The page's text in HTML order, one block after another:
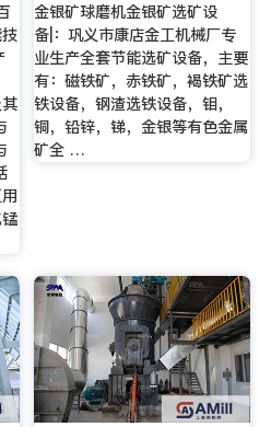
金银矿球磨机金银矿选矿设
备|：巩义市康店金工机械厂专
业生产全套节能选矿设备，主要
有：磁铁矿，赤铁矿，褐铁矿选
铁设备，钢渣选铁设备，钼，
铜，铅锌，锑，金银等有色金属
矿全 …